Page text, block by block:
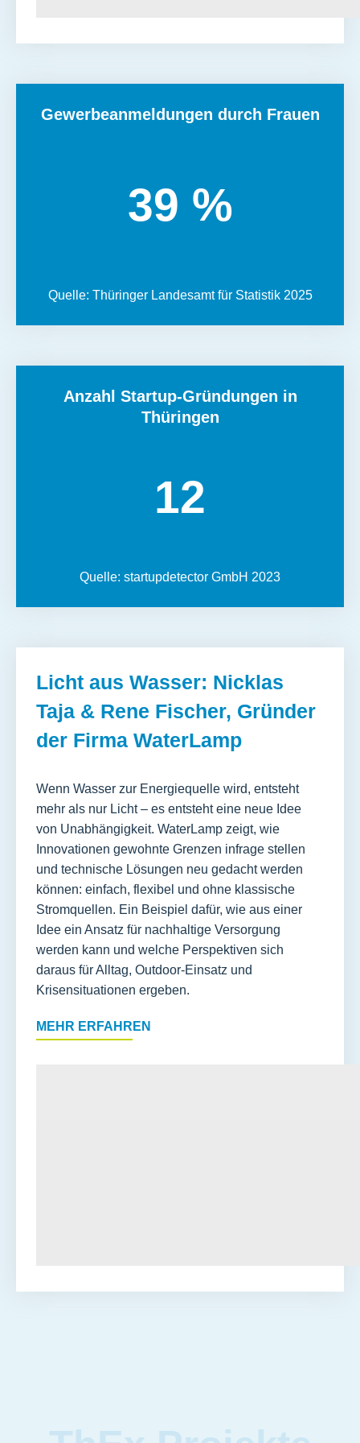
Gewerbeanmeldungen durch Frauen
39 %
Quelle: Thüringer Landesamt für Statistik 2025
Anzahl Startup-Gründungen in
Thüringen
12
Quelle: startupdetector GmbH 2023
Licht aus Wasser: Nicklas
Taja & Rene Fischer, Gründer
der Firma WaterLamp
Wenn Wasser zur Energiequelle wird, entsteht
mehr als nur Licht – es entsteht eine neue Idee
von Unabhängigkeit. WaterLamp zeigt, wie
Innovationen gewohnte Grenzen infrage stellen
und technische Lösungen neu gedacht werden
können: einfach, flexibel und ohne klassische
Stromquellen. Ein Beispiel dafür, wie aus einer
Idee ein Ansatz für nachhaltige Versorgung
werden kann und welche Perspektiven sich
daraus für Alltag, Outdoor-Einsatz und
Krisensituationen ergeben.
MEHR ERFAHREN